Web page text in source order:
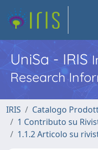
UniSa - IRIS
Research
IRIS
Catalogo
1 Contributo su
1.1.2 Articolo su